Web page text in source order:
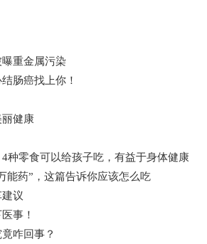
重金属污染
肠癌找上你！
健康
种零食可以给孩子吃，有益于身体健康
能药”，这篇告诉你应该怎么吃
议
事！
咋回事？